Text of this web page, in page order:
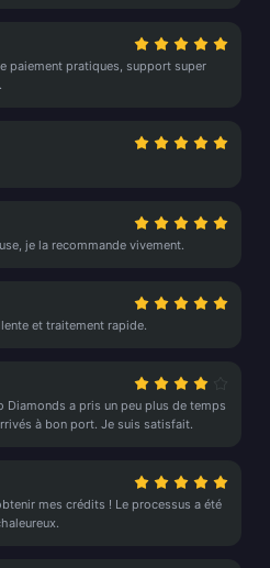
paiement pratiques, support super
je la recommande vivement.
et traitement rapide.
Diamonds a pris un peu plus de temps
à bon port. Je suis satisfait.
mes crédits ! Le processus a été